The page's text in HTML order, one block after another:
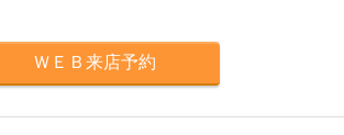
ＷＥＢ来店予約